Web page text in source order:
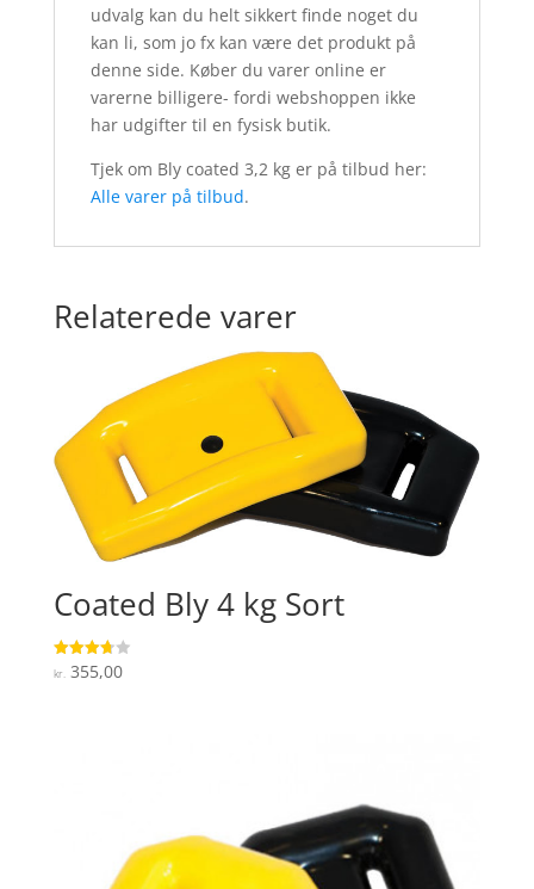
udvalg kan du helt sikkert finde noget du
kan li, som jo fx kan være det produkt på
denne side. Køber du varer online er
varerne billigere- fordi webshoppen ikke
har udgifter til en fysisk butik.
Tjek om Bly coated 3,2 kg er på tilbud her:
Alle varer på tilbud.
Relaterede varer
Coated Bly 4 kg Sort
Vurderet
3.7
kr.355,00